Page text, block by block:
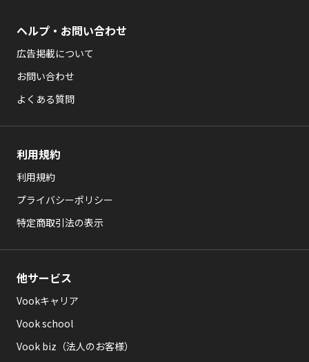
ヘルプ・お問い合わせ
広告掲載について
お問い合わせ
よくある質問
利用規約
利用規約
プライバシーポリシー
特定商取引法の表示
他サービス
Vookキャリア
Vook school
Vook biz（法人のお客様）